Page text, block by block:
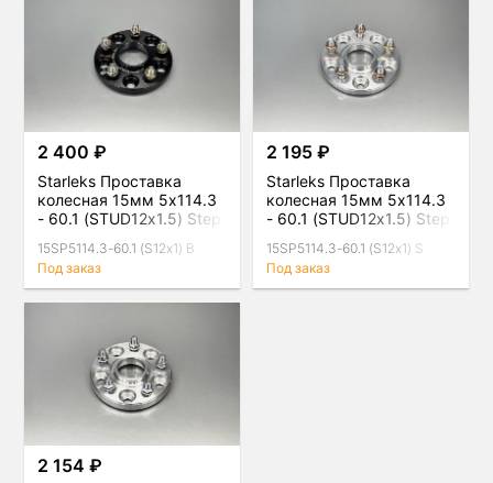
2 400 ₽
Starleks Проставка
колесная 15мм 5x114.3
- 60.1 (STUD12x1.5) Step
15SP5114.3-60.1 (S12x1) B
Под заказ
2 195 ₽
Starleks Проставка
колесная 15мм 5x114.3
- 60.1 (STUD12x1.5) Step
15SP5114.3-60.1 (S12x1) S
Под заказ
2 154 ₽